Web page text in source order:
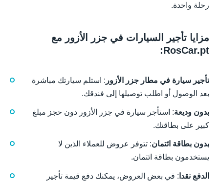
رحلة واحدة.
مزايا تأجير السيارات في جزر الأزور مع
RosCar.pt:
تأجير سيارة في مطار جزر الأزور : استلم سيارتك مباشرة
بعد الوصول أو اطلب توصيلها إلى فندقك.
بدون وديعة: استأجر سيارة في جزر الأزور دون حجز مبلغ
كبير على بطاقتك.
بدون بطاقة ائتمان: تتوفر عروض للعملاء الذين لا
يستخدمون بطاقة ائتمان.
الدفع نقدا : في بعض العروض، يمكنك دفع قيمة تأجير